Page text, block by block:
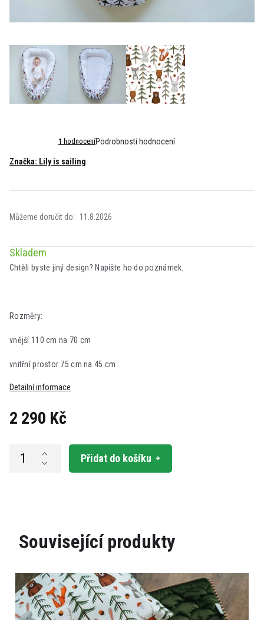
produktu
hvězdiček.
1 hodnoceníPodrobnosti hodnocení
Značka: Lily is sailing
2 290 Kč
Skladem
Můžeme doručit do: 11.8.2026
Přidat do košíku
Chtěli byste jiný design? Napište ho do poznámek.
Rozměry:
vnější 110 cm na 70 cm
vnitřní prostor 75 cm na 45 cm
Detailní informace
Související produkty